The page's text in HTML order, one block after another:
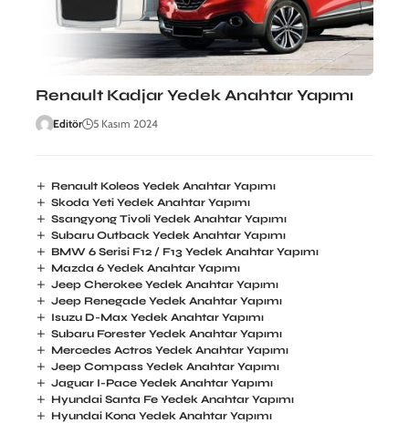
Renault Kadjar Yedek Anahtar Yapımı
Editör 5 Kasım 2024
Renault Koleos Yedek Anahtar Yapımı
Skoda Yeti Yedek Anahtar Yapımı
Ssangyong Tivoli Yedek Anahtar Yapımı
Subaru Outback Yedek Anahtar Yapımı
BMW 6 Serisi F12 / F13 Yedek Anahtar Yapımı
Mazda 6 Yedek Anahtar Yapımı
Jeep Cherokee Yedek Anahtar Yapımı
Jeep Renegade Yedek Anahtar Yapımı
Isuzu D-Max Yedek Anahtar Yapımı
Subaru Forester Yedek Anahtar Yapımı
Mercedes Actros Yedek Anahtar Yapımı
Jeep Compass Yedek Anahtar Yapımı
Jaguar I-Pace Yedek Anahtar Yapımı
Hyundai Santa Fe Yedek Anahtar Yapımı
Hyundai Kona Yedek Anahtar Yapımı